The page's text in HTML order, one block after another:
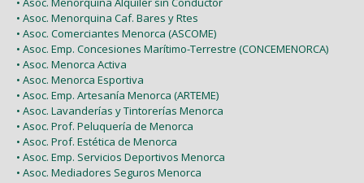
• Asoc. Menorquina Caf. Bares y Rtes
• Asoc. Comerciantes Menorca (ASCOME)
• Asoc. Emp. Concesiones Marítimo-Terrestre (CONCEMENORCA)
• Asoc. Menorca Activa
• Asoc. Menorca Esportiva
• Asoc. Emp. Artesanía Menorca (ARTEME)
• Asoc. Lavanderías y Tintorerías Menorca
• Asoc. Prof. Peluquería de Menorca
• Asoc. Prof. Estética de Menorca
• Asoc. Emp. Servicios Deportivos Menorca
• Asoc. Mediadores Seguros Menorca